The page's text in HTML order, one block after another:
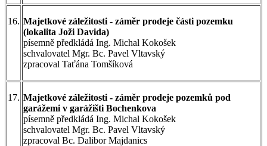
16. Majetkové záležitosti - záměr prodeje části pozemku
(lokalita Joži Davida)
písemně předkládá Ing. Michal Kokošek
schvalovatel Mgr. Bc. Pavel Vltavský
zpracoval Taťána Tomšíková
17. Majetkové záležitosti - záměr prodeje pozemků pod
garážemi v garážišti Bochenkova
písemně předkládá Ing. Michal Kokošek
schvalovatel Mgr. Bc. Pavel Vltavský
zpracoval Bc. Dalibor Majdanics